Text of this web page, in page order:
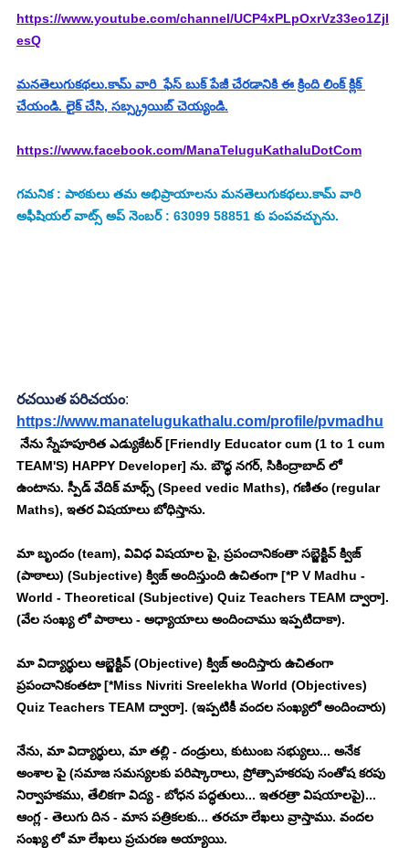
https://www.youtube.com/channel/UCP4xPLpOxrVz33eo1Zjl
esQ
మనతెలుగుకథలు.కామ్ వారి  ఫేస్ బుక్ పేజీ చేరడానికి ఈ క్రింది లింక్ క్లిక్
చేయండి. లైక్ చేసి, సబ్స్క్రయిబ్ చెయ్యండి.
https://www.facebook.com/ManaTeluguKathaluDotCom
గమనిక : పాఠకులు తమ అభిప్రాయాలను మనతెలుగుకథలు.కామ్ వారి
అఫీషియల్ వాట్స్ అప్ నెంబర్ : 63099 58851 కు పంపవచ్చును.
రచయిత పరిచయం:
https://www.manatelugukathalu.com/profile/pvmadhu
నేను స్నేహపూరిత ఎడ్యుకేటర్ [Friendly Educator cum (1 to 1 cum
TEAM'S) HAPPY Developer] ను. బౌధ్ధ నగర్, సికింద్రాబాద్ లో
ఉంటాను. స్పీడ్ వేదిక్ మాథ్స్ (Speed vedic Maths), గణితం (regular
Maths), ఇతర విషయాలు బోధిస్తాను.
మా బృందం (team), వివిధ విషయాల పై, ప్రపంచానికంతా సబ్జెక్టివ్ క్విజ్
(పాఠాలు) (Subjective) క్విజ్ అందిస్తుంది ఉచితంగా [*P V Madhu -
World - Theoretical (Subjective) Quiz Teachers TEAM ద్వారా].
(వేల సంఖ్య లో పాఠాలు - అధ్యాయాలు అందించాము ఇప్పటిదాకా).
మా విద్యార్థులు ఆబ్జెక్టివ్ (Objective) క్విజ్ అందిస్తారు ఉచితంగా
ప్రపంచానికంతటా [*Miss Nivriti Sreelekha World (Objectives)
Quiz Teachers TEAM ద్వారా]. (ఇప్పటికీ వందల సంఖ్యలో అందించారు)
నేను, మా విద్యార్థులు, మా తల్లి - దండ్రులు, కుటుంబ సభ్యులు... అనేక
అంశాల పై (సమాజ సమస్యలకు పరిష్కారాలు, ప్రోత్సాహకరపు సంతోష కరపు
నిర్వాహకము, తేలికగా విద్య - బోధన పద్ధతులు... ఇతరత్రా విషయాలపై)...
ఆంగ్ల - తెలుగు దిన - మాస పత్రికలకు... తరచూ లేఖలు వ్రాస్తాము. వందల
సంఖ్య లో మా లేఖలు ప్రచురణ అయ్యాయి.